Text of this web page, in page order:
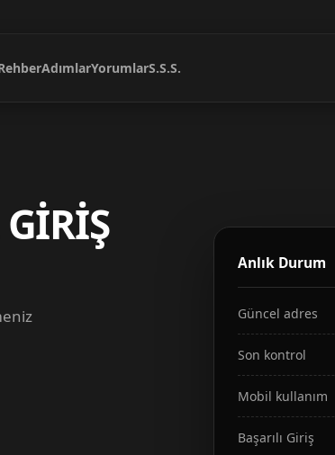
AdımlarYorumlarS.S.S.
Anlık Durum
Güncel adres
Son kontrol
Mobil kullanım
Başarılı Giriş